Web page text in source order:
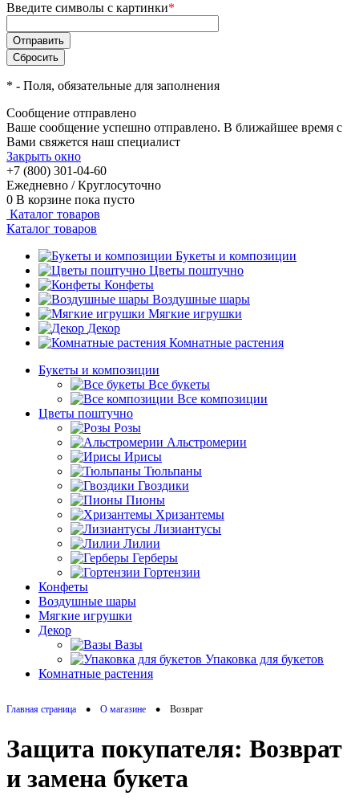
Введите символы с картинки*
* - Поля, обязательные для заполнения
Сообщение отправлено
Ваше сообщение успешно отправлено. В ближайшее время с
Вами свяжется наш специалист
Закрыть окно
+7 (800) 301-04-60
Ежедневно / Круглосуточно
0 В корзине пока пусто
Каталог товаров
Каталог товаров
Букеты и композиции
Цветы поштучно
Конфеты
Воздушные шары
Мягкие игрушки
Декор
Комнатные растения
Букеты и композиции
Все букеты
Все композиции
Цветы поштучно
Розы
Альстромерии
Ирисы
Тюльпаны
Гвоздики
Пионы
Хризантемы
Лизиантусы
Лилии
Герберы
Гортензии
Конфеты
Воздушные шары
Мягкие игрушки
Декор
Вазы
Упаковка для букетов
Комнатные растения
Главная страница • О магазине • Возврат
Защита покупателя: Возврат
и замена букета